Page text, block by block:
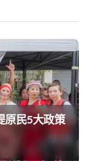
原民5大政策